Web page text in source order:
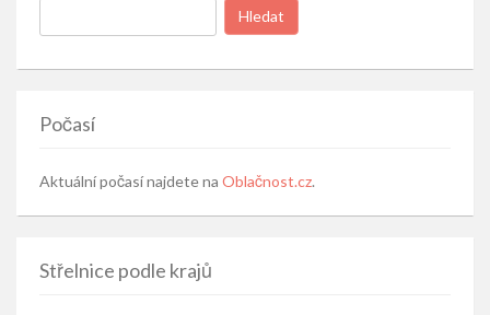
Vyhledávání
Počasí
Aktuální počasí najdete na Oblačnost.cz.
Střelnice podle krajů